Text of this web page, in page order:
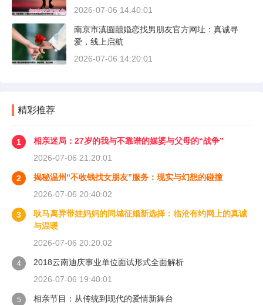
2026-07-06 14:40:01
南京市滇圆囍婚恋找男朋友官方网址：真诚寻
爱，线上启航
2026-07-06 14:20:01
精彩推荐
1
相亲迷局：27岁的我与不靠谱的媒婆与父母的“战争”
2026-07-06 21:20:01
2
揭秘温州“不收钱找女朋友”服务：现实与幻想的碰撞
2026-07-06 20:40:02
3
耿马离异带娃妈妈的同城征婚新选择：临沧有约网上的真诚
与温暖
2026-07-06 20:20:02
4
2018云南迪庆事业单位面试形式全面解析
2026-07-06 19:40:01
5 相亲节目：从传统到现代的爱情新舞台